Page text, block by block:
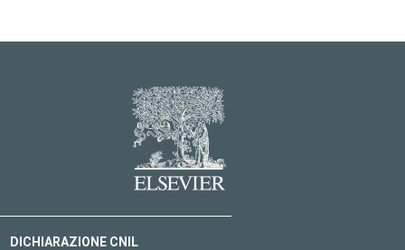
DICHIARAZIONE CNIL